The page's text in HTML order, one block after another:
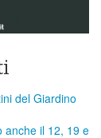
del Giardino
anche il 12, 19 e